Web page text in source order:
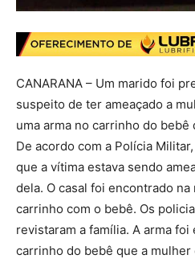
CANARANA – Um marido foi
suspeito de ter ameaçado a
uma arma no carrinho do bebê
De acordo com a Polícia
que a vítima estava sendo
dela. O casal foi encontrado
carrinho com o bebê. Os
revistaram a família. A arma
carrinho do bebê que a